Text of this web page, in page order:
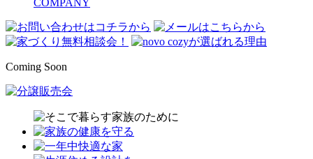
Coming Soon